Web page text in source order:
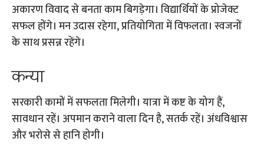
अकारण विवाद से बनता काम बिगड़ेगा। विद्यार्थियों के प्रोजेक्ट
सफल होंगे। मन उदास रहेगा, प्रतियोगिता में विफलता। स्वजनों
के साथ प्रसन्न रहेंगे।
कन्या
सरकारी कामों में सफलता मिलेगी। यात्रा में कष्ट के योग हैं,
सावधान रहें। अपमान कराने वाला दिन है, सतर्क रहें। अंधविश्वास
और भरोसे से हानि होगी।